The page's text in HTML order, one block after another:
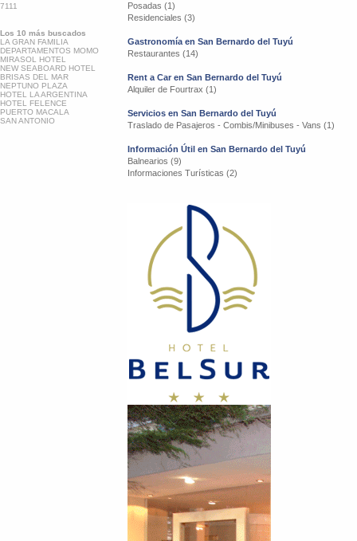
7111
Los 10 más buscados
LA GRAN FAMILIA
DEPARTAMENTOS MOMO
MIRASOL HOTEL
NEW SEABOARD HOTEL
BRISAS DEL MAR
NEPTUNO PLAZA
HOTEL LA ARGENTINA
HOTEL FELENCE
PUERTO MACALA
SAN ANTONIO
Posadas (1)
Residenciales (3)
Gastronomía en San Bernardo del Tuyú
Restaurantes (14)
Rent a Car en San Bernardo del Tuyú
Alquiler de Fourtrax (1)
Servicios en San Bernardo del Tuyú
Traslado de Pasajeros - Combis/Minibuses - Vans (1)
Información Útil en San Bernardo del Tuyú
Balnearios (9)
Informaciones Turísticas (2)